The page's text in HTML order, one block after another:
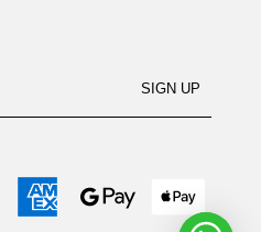
SIGN UP